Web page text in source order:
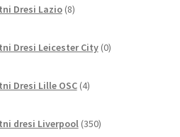
Dresi Lazio 8izdelkov
Dresi Leicester City 0izdelkov
Dresi Lille OSC 4izdelki
dresi Liverpool 350izdelkov